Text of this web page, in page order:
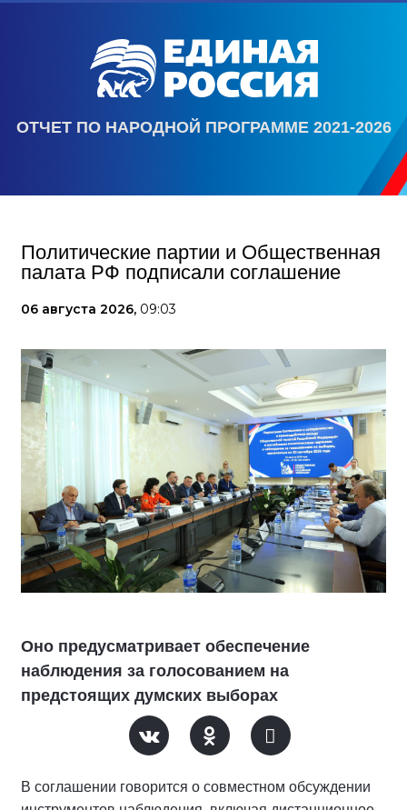
ОТЧЕТ ПО НАРОДНОЙ ПРОГРАММЕ 2021-2026
Политические партии и Общественная
палата РФ подписали соглашение
06 августа 2026, 09:03
Оно предусматривает обеспечение
наблюдения за голосованием на
предстоящих думских выборах
В соглашении говорится о совместном обсуждении